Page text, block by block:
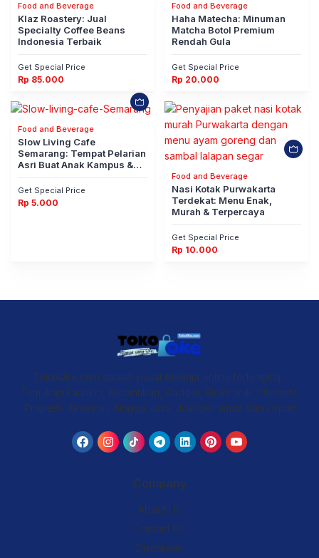
Food and Beverage
Klaz Roastery: Jual
Specialty Coffee Beans
Indonesia Terbaik
Get Special Price
Rp 85.000
Food and Beverage
Haha Matecha: Minuman
Matcha Botol Premium
Rendah Gula
Get Special Price
Rp 20.000
Food and Beverage
Slow Living Cafe
Semarang: Tempat Pelarian
Asri Buat Anak Kampus &
Get Special Price
Rp 5.000
Food and Beverage
Nasi Kotak Purwakarta
Terdekat: Menu Enak,
Murah & Terpercaya
Get Special Price
Rp 10.000
TokoOke.com adalah pusat belanja online terlengkap.
Temukan Fashion, Kecantikan, Gadget, Elektronik, Otomotif,
Properti, Aksesori, hingga Jasa. Jual beli aman dan cepat!
Company
About Us
Contact Us
Disclaimer